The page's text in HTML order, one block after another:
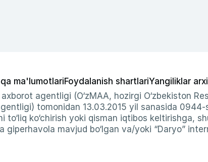
ma'lumotlariFoydalanish shartlariYangiliklar
agentligi (O‘zMAA, hozirgi O‘zbekiston
tomonidan 13.03.2015 yil sanasida
ko‘chirish yoki qisman iqtibos keltirishga,
mavjud bo‘lgan va/yoki “Daryo”